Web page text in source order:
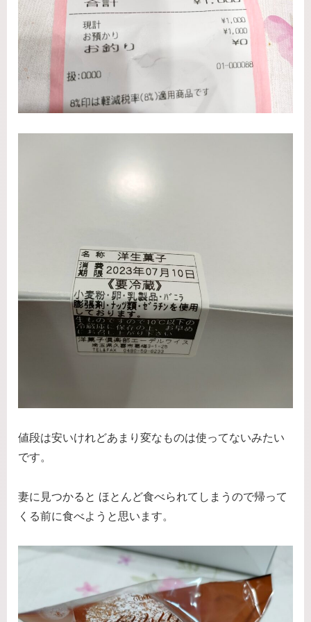
値段は安いけれどあまり変なものは使ってないみたい
です。
妻に見つかると ほとんど食べられてしまうので帰って
くる前に食べようと思います。